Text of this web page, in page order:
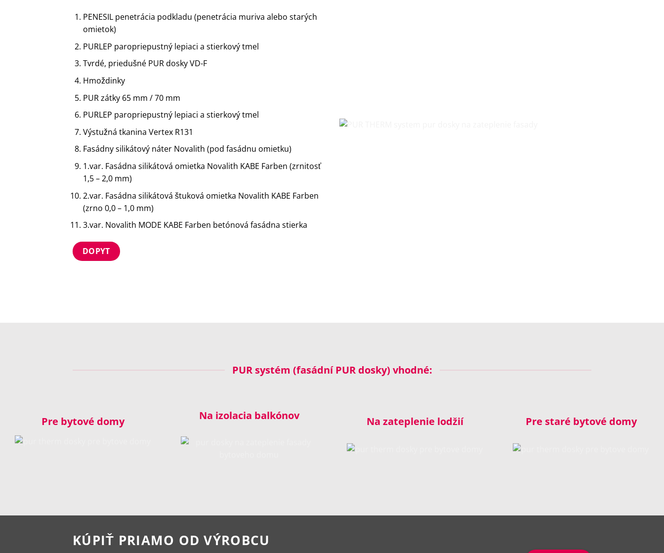
PENESIL penetrácia podkladu (penetrácia muriva alebo starých
omietok)
PURLEP paropriepustný lepiaci a stierkový tmel
Tvrdé, priedušné PUR dosky VD-F
Hmoždinky
PUR zátky 65 mm / 70 mm
PURLEP paropriepustný lepiaci a stierkový tmel
Výstužná tkanina Vertex R131
Fasádny silikátový náter Novalith (pod fasádnu omietku)
1.var. Fasádna silikátová omietka Novalith KABE Farben (zrnitosť
1,5 – 2,0 mm)
2.var. Fasádna silikátová štuková omietka Novalith KABE Farben
(zrno 0,0 – 1,0 mm)
3.var. Novalith MODE KABE Farben betónová fasádna stierka
DOPYT
PUR systém (fasádní PUR dosky) vhodné:
Pre bytové domy Na izolacia balkónov Na zateplenie lodžií Pre staré bytové domy
KÚPIŤ PRIAMO OD VÝROBCU